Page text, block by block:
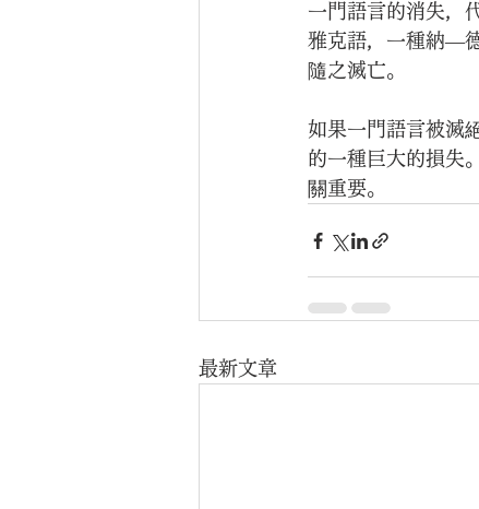
一門語言的消失，
雅克語，一種納—
隨之滅亡。
如果一門語言被滅
的一種巨大的損失
關重要。
最新文章